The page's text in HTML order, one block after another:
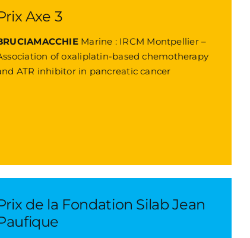
Axe 3
Marine : IRCM Montpellier –
of oxaliplatin-based chemotherapy
ATR inhibitor in pancreatic cancer
de la Fondation Silab Jean